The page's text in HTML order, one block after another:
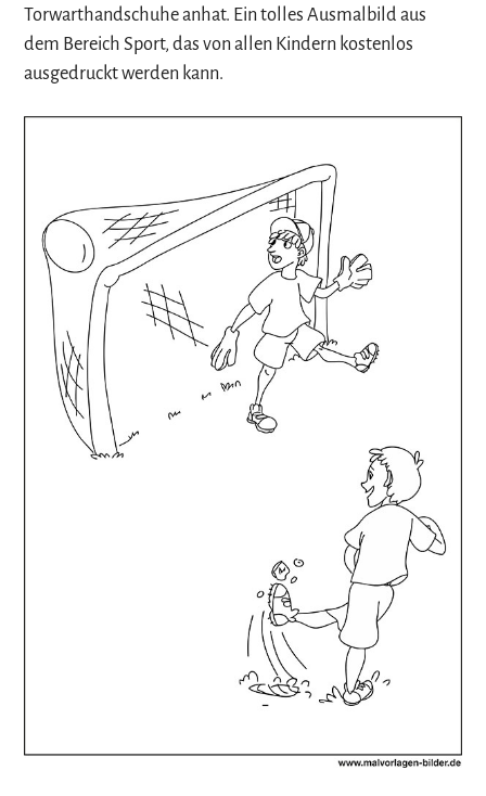
Torwarthandschuhe anhat. Ein tolles Ausmalbild aus
dem Bereich Sport, das von allen Kindern kostenlos
ausgedruckt werden kann.